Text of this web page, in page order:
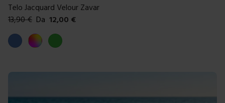
Telo Jacquard Velour Zavar
13,90€ Da 12,00 €
Colori disponibili
Blue Multicolore
Verde